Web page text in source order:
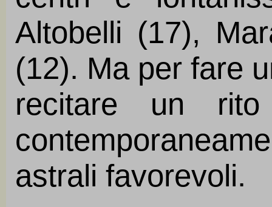
Altobelli (17),
(12). Ma per fare
recitare un
astrali favorevoli.